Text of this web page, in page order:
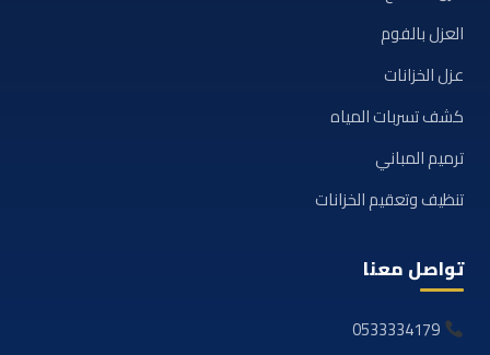
العزل بالفوم
عزل الخزانات
كشف تسربات المياه
ترميم المباني
تنظيف وتعقيم الخزانات
تواصل معنا
0533334179